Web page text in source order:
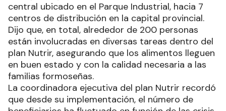
central ubicado en el Parque Industrial, hacia 7
centros de distribución en la capital provincial.
Dijo que, en total, alrededor de 200 personas
están involucradas en diversas tareas dentro del
plan Nutrir, asegurando que los alimentos lleguen
en buen estado y con la calidad necesaria a las
familias formoseñas.
La coordinadora ejecutiva del plan Nutrir recordó
que desde su implementación, el número de